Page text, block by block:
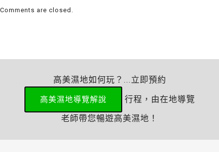
Comments are closed.
高美濕地如何玩？...立即預約
高美濕地導覽解說
行程，由在地導覽
老師帶您暢遊高美濕地！